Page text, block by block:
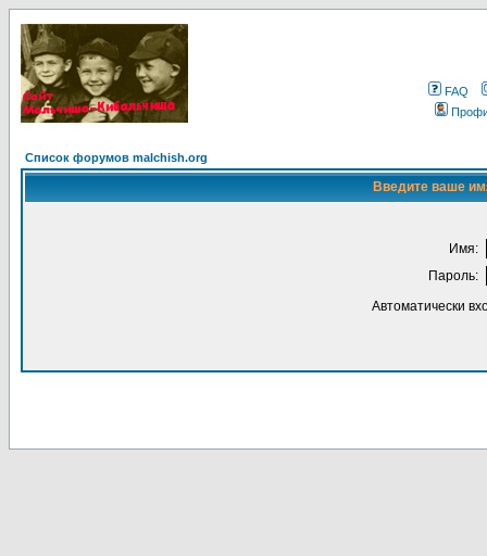
FAQ
Список форумов malchish.org
Введите ваше
Имя:
Пароль:
Автоматически